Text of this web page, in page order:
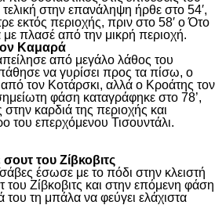
στην επανάληψη ήρθε στο 54′,
εκτός περιοχής, πριν στο 58′ ο Ότο
με πλασέ από την μικρή περιοχή.
Καμαρά
από μεγάλο λάθος του
να γυρίσει προς τα πίσω, ο
τον Κοτάρσκι, αλλά ο Κροάτης τον
φάση καταγράφηκε στο 78’,
στην καρδιά της περιοχής και
του επερχόμενου Τισουντάλι.
του Ζίβκοβιτς
έσωσε με το πόδι στην κλειστή
Ζίβκοβιτς και στην επόμενη φάση
του τη μπάλα να φεύγει ελάχιστα